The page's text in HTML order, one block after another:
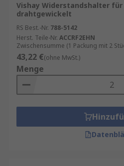
Vishay Widerstandshalter
drahtgewickelt
RS Best.-Nr. 788-5142
Herst. Teile-Nr. ACCRF2EHN
Zwischensumme (1 Packung mit 2
43,22 €(ohne MwSt.)
Menge